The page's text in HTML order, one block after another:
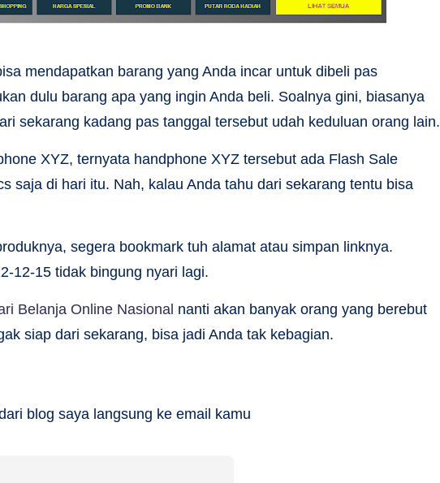
mendapatkan barang yang Anda incar untuk dibeli pas
dulu barang apa yang ingin Anda beli. Soalnya gini, biasanya
sekarang kadang pas tanggal tersebut udah keduluan orang lain.
XYZ, ternyata handphone XYZ tersebut ada Flash Sale
saja di hari itu. Nah, kalau Anda tahu dari sekarang tentu bisa
segera bookmark tuh alamat atau simpan linknya.
12-15 tidak bingung nyari lagi.
Belanja Online Nasional nanti akan banyak orang yang berebut
siap dari sekarang, bisa jadi Anda tak kebagian.
blog saya langsung ke email kamu